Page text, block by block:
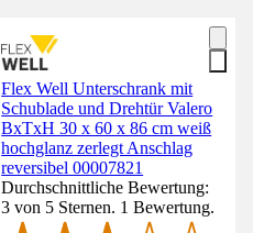
Flex Well Unterschrank mit
Schublade und Drehtür Valero
BxTxH 30 x 60 x 86 cm weiß
hochglanz zerlegt Anschlag
reversibel 00007821
Durchschnittliche Bewertung:
3 von 5 Sternen. 1 Bewertung.